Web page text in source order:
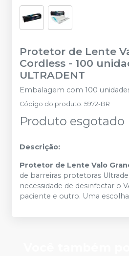
Protetor de Lente
Cordless - 100
ULTRADENT
Embalagem com 100
Código do produto: 5972-BR
Produto esgotado
Descrição:
Protetor de Lente Valo
de barreiras protetoras
necessidade de desinfectar o
paciente e outro. Uma